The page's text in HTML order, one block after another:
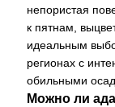
непористая
к пятнам,
идеальным
регионах с
обильными
Можно ли